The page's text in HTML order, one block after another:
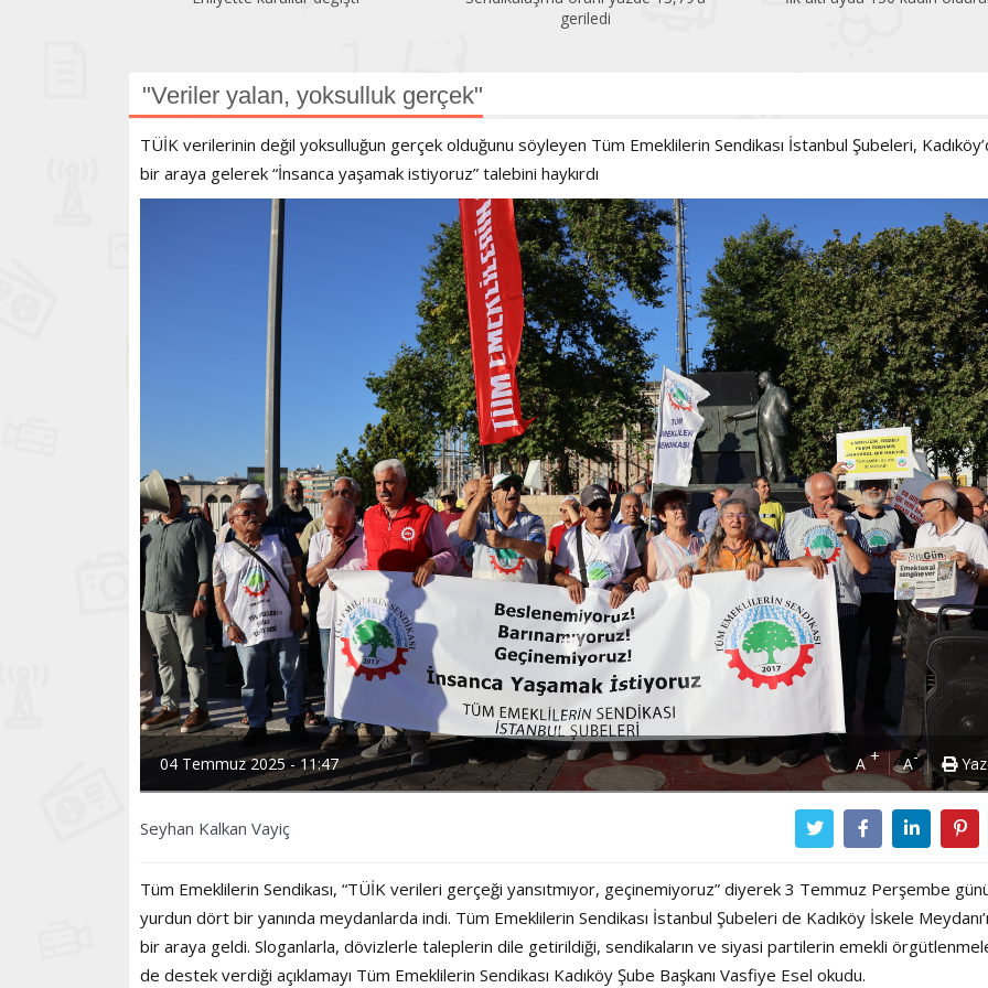
"Veriler yalan, yoksulluk gerçek"
TÜİK verilerinin değil yoksulluğun gerçek olduğunu söyleyen Tüm Emeklilerin Sendikası İstanbul Şubeleri,
bir araya gelerek “İnsanca yaşamak istiyoruz” talebini haykırdı
04 Temmuz 2025 - 11:47 A+ A-
Seyhan Kalkan Vayiç
Tüm Emeklilerin Sendikası, “TÜİK verileri gerçeği yansıtmıyor, geçinemiyoruz” diyerek 3 Temmuz Perşembe
yurdun dört bir yanında meydanlarda indi. Tüm Emeklilerin Sendikası İstanbul Şubeleri de Kadıköy İskele
bir araya geldi. Sloganlarla, dövizlerle taleplerin dile getirildiği, sendikaların ve siyasi partilerin emekli
de destek verdiği açıklamayı Tüm Emeklilerin Sendikası Kadıköy Şube Başkanı Vasfiye Esel okudu.
Haftanın Pusulası
Power Ballad /